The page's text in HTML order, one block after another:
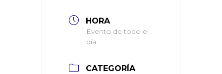
HORA
Evento de todo el
día
CATEGORÍA